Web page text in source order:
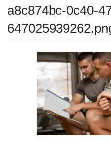
a8c874bc-0c40-